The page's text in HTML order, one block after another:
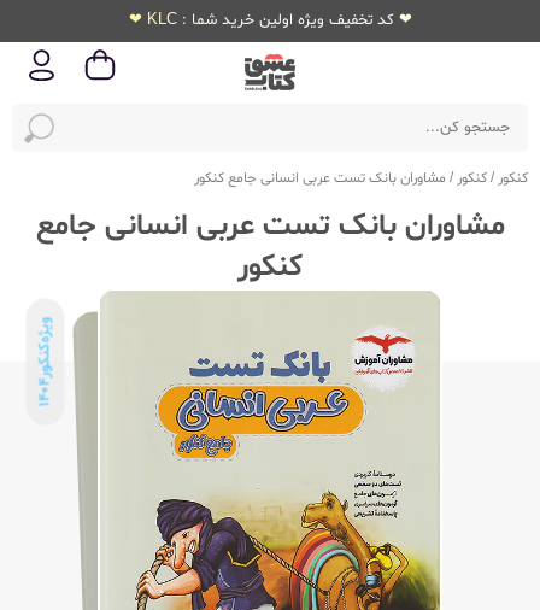
❤ کد تخفیف ویژه اولین خرید شما : KLC ❤
کنکور /کنکور / مشاوران بانک تست عربی انسانی جامع کنکور
مشاوران بانک تست عربی انسانی جامع
کنکور
ویژه‌کنکور
1404